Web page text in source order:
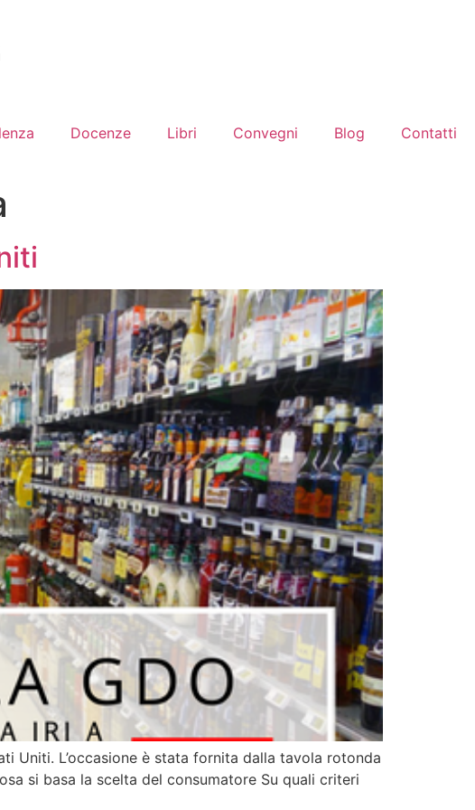
Docenze Libri Convegni Blog Contatti
Uniti. L’occasione è stata fornita dalla tavola rotonda
si basa la scelta del consumatore Su quali criteri